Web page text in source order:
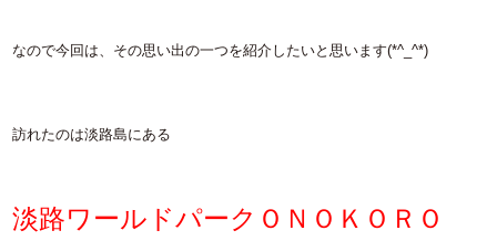
なので今回は、その思い出の一つを紹介したいと思います(*^_^*)
訪れたのは淡路島にある
淡路ワールドパークＯＮＯＫＯＲＯ